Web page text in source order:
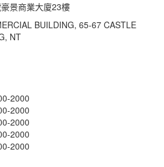
景商業大廈23樓
BUILDING, 65-67 CASTLE
NT
2000
2000
2000
2000
2000